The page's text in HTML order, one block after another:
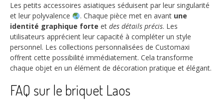
Les petits accessoires asiatiques séduisent par leur singularité
et leur polyvalence
. Chaque pièce met en avant une
identité graphique forte et des détails précis. Les
utilisateurs apprécient leur capacité à compléter un style
personnel. Les collections personnalisées de Customaxi
offrent cette possibilité immédiatement. Cela transforme
chaque objet en un élément de décoration pratique et élégant.
FAQ sur le briquet Laos